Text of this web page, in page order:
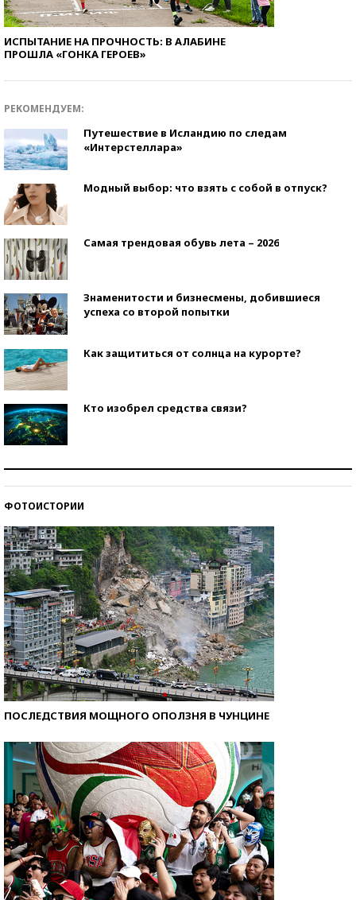
ИСПЫТАНИЕ НА ПРОЧНОСТЬ: В АЛАБИНЕ
ПРОШЛА «ГОНКА ГЕРОЕВ»
РЕКОМЕНДУЕМ:
Путешествие в Исландию по следам
«Интерстеллара»
Модный выбор: что взять с собой в отпуск?
Самая трендовая обувь лета – 2026
Знаменитости и бизнесмены, добившиеся
успеха со второй попытки
Как защититься от солнца на курорте?
Кто изобрел средства связи?
стобалльников?
ФОТОИСТОРИИ
ПОСЛЕДСТВИЯ МОЩНОГО ОПОЛЗНЯ В ЧУНЦИНЕ